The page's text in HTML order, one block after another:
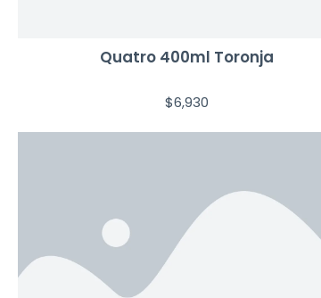
Quatro 400ml Toronja
$6,930